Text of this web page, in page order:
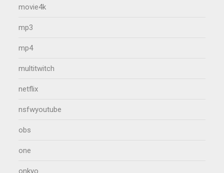
movie4k
mp3
mp4
multitwitch
netflix
nsfwyoutube
obs
one
onkyo